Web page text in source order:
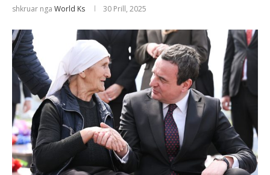
shkruar nga World Ks 30 Prill, 2025